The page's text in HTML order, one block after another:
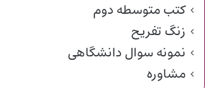
کتب متوسطه دوم
زنگ تفریح
نمونه سوال دانشگاهی
مشاوره